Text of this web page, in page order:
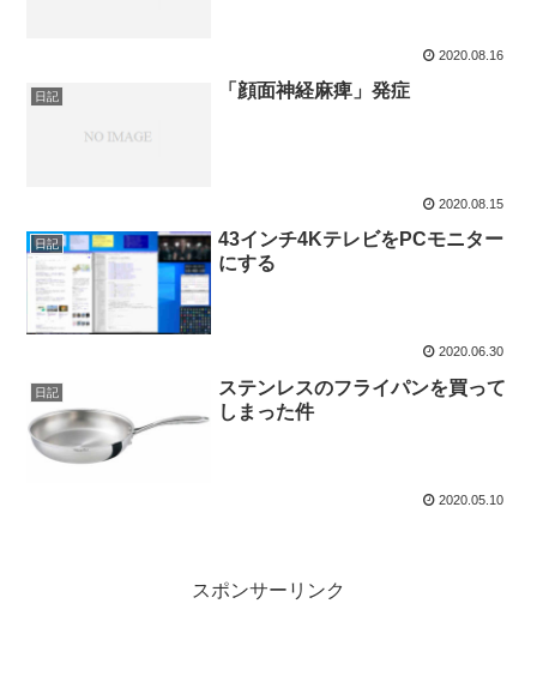
2020.08.16
日記 「顔面神経麻痺」発症
2020.08.15
日記
43インチ4KテレビをPCモニター
にする
2020.06.30
日記
ステンレスのフライパンを買って
しまった件
2020.05.10
スポンサーリンク